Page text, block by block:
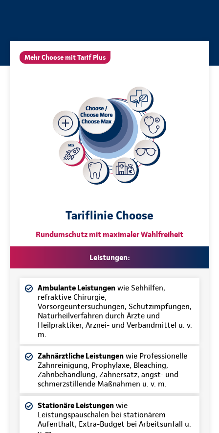
Mehr Choose mit Tarif Plus
Tariflinie Choose
Rundumschutz mit maximaler Wahlfreiheit
Leistungen:
Ambulante Leistungen wie Sehhilfen,
refraktive Chirurgie,
Vorsorgeuntersuchungen, Schutzimpfungen,
Naturheilverfahren durch Ärzte und
Heilpraktiker, Arznei- und Verbandmittel u. v.
m.
Zahnärztliche Leistungen wie Professionelle
Zahnreinigung, Prophylaxe, Bleaching,
Zahnbehandlung, Zahnersatz, angst- und
schmerzstillende Maßnahmen u. v. m.
Stationäre Leistungen wie
Leistungspauschalen bei stationärem
Aufenthalt, Extra-Budget bei Arbeitsunfall u.